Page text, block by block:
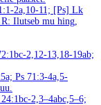
2a,10-11; [Ps] Lk
R: Ilutseb mu hing,
2,12-13,18-19ab;
Ps 71:3-4a,5-
2,3–4abc,5–6;